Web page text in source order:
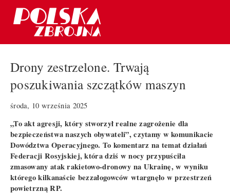
Drony zestrzelone. Trwają
poszukiwania szczątków maszyn
środa, 10 września 2025
„To akt agresji, który stworzył realne zagrożenie dla
bezpieczeństwa naszych obywateli”, czytamy w komunikacie
Dowództwa Operacyjnego. To komentarz na temat działań
Federacji Rosyjskiej, która dziś w nocy przypuściła
zmasowany atak rakietowo-dronowy na Ukrainę, w wyniku
którego kilkanaście bezzałogowców wtargnęło w przestrzeń
powietrzną RP.